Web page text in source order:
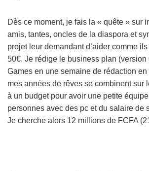
Dès ce moment, je fais la « quête » sur
amis, tantes, oncles de la diaspora et
projet leur demandant d’aider comme
50€. Je rédige le business plan (version
Games en une semaine de rédaction en
mes années de rêves se combinent sur
à un budget pour avoir une petite
personnes avec des pc et du salaire de
Je cherche alors 12 millions de FCFA